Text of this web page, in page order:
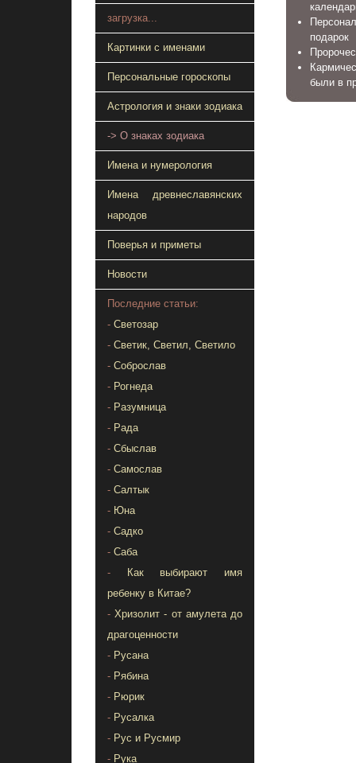
подарок
были в
загрузка...
Картинки с именами
Персональные гороскопы
Астрология и знаки зодиака
-> О знаках зодиака
Имена и нумерология
Имена древнеславянских
народов
Поверья и приметы
Новости
Последние статьи:
- Светозар
- Светик, Светил, Светило
- Соброслав
- Рогнеда
- Разумница
- Рада
- Сбыслав
- Самослав
- Салтык
- Юна
- Садко
- Саба
-
Как выбирают имя
ребенку в Китае?
-Хризолит - от амулета до
драгоценности
- Русана
- Рябина
- Рюрик
- Русалка
- Рус и Русмир
- Рука